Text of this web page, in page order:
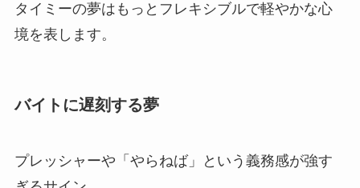
タイミーの夢はもっとフレキシブルで軽やかな心
境を表します。
バイトに遅刻する夢
プレッシャーや「やらねば」という義務感が強す